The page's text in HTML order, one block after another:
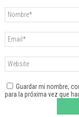
Guardar mi nombre,
para la próxima vez que